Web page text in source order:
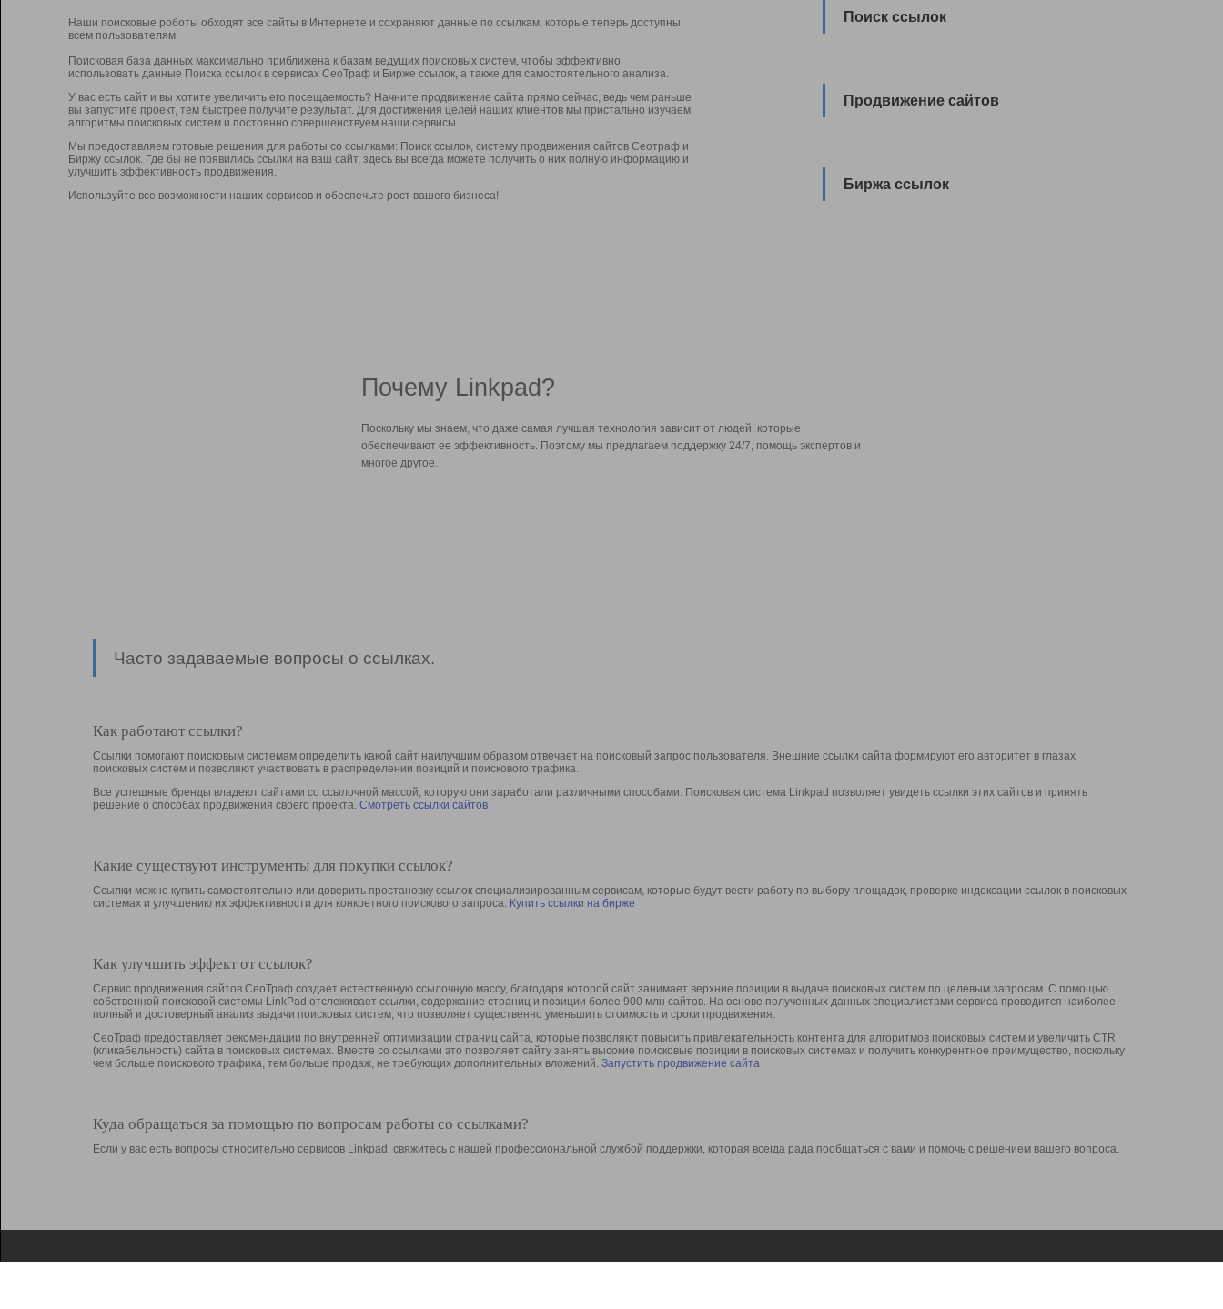
Наши поисковые роботы обходят все сайты в Интернете и сохраняют данные по ссылкам, которые теперь доступны
всем пользователям.
Поисковая база данных максимально приближена к базам ведущих поисковых систем, чтобы эффективно
использовать данные Поиска ссылок в сервисах СеоТраф и Бирже ссылок, а также для самостоятельного анализа.
У вас есть сайт и вы хотите увеличить его посещаемость? Начните продвижение сайта прямо сейчас, ведь чем раньше
вы запустите проект, тем быстрее получите результат. Для достижения целей наших клиентов мы пристально изучаем
алгоритмы поисковых систем и постоянно совершенствуем наши сервисы.
Мы предоставляем готовые решения для работы со ссылками: Поиск ссылок, систему продвижения сайтов Сеотраф и
Биржу ссылок. Где бы не появились ссылки на ваш сайт, здесь вы всегда можете получить о них полную информацию и
улучшить эффективность продвижения.
Используйте все возможности наших сервисов и обеспечьте рост вашего бизнеса!
Поиск ссылок
Продвижение сайтов
Биржа ссылок
Почему Linkpad?
Поскольку мы знаем, что даже самая лучшая технология зависит от людей, которые
обеспечивают ее эффективность. Поэтому мы предлагаем поддержку 24/7, помощь экспертов и
многое другое.
Часто задаваемые вопросы о ссылках.
Как работают ссылки?
Ссылки помогают поисковым системам определить какой сайт наилучшим образом отвечает на поисковый запрос пользователя. Внешние ссылки сайта формируют его авторитет в глазах
поисковых систем и позволяют участвовать в раcпределении позиций и поискового трафика.
Все успешные бренды владеют сайтами со ссылочной массой, которую они заработали различными способами. Поисковая система Linkpad позволяет увидеть ссылки этих сайтов и принять
решение о способах продвижения своего проекта. Смотреть ссылки сайтов
Какие существуют инструменты для покупки ссылок?
Ссылки можно купить самостоятельно или доверить простановку ссылок специализированным сервисам, которые будут вести работу по выбору площадок, проверке индексации ссылок в поисковых
системах и улучшению их эффективности для конкретного поискового запроса. Купить ссылки на бирже
Как улучшить эффект от ссылок?
Сервис продвижения сайтов СеоТраф создает естественную ссылочную массу, благодаря которой сайт занимает верхние позиции в выдаче поисковых систем по целевым запросам. С помощью
собственной поисковой системы LinkPad отслеживает ссылки, содержание страниц и позиции более 900 млн сайтов. На основе полученных данных специалистами сервиса проводится наиболее
полный и достоверный анализ выдачи поисковых систем, что позволяет существенно уменьшить стоимость и сроки продвижения.
СеоТраф предоставляет рекомендации по внутренней оптимизации страниц сайта, которые позволяют повысить привлекательность контента для алгоритмов поисковых систем и увеличить CTR
(кликабельность) сайта в поисковых системах. Вместе со ссылками это позволяет сайту занять высокие поисковые позиции в поисковых системах и получить конкурентное преимущество, поскольку
чем больше поискового трафика, тем больше продаж, не требующих дополнительных вложений. Запустить продвижение сайта
Куда обращаться за помощью по вопросам работы со ссылками?
Если у вас есть вопросы относительно сервисов Linkpad, свяжитесь с нашей профессиональной службой поддержки, которая всегда рада пообщаться с вами и помочь с решением вашего вопроса.